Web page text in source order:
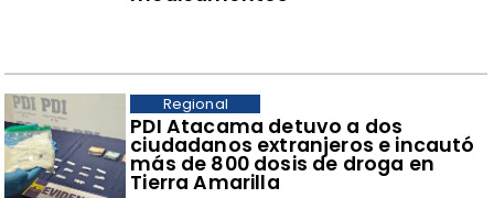
​PDI Atacama detuvo a dos
ciudadanos extranjeros e incautó
más de 800 dosis de droga en
Tierra Amarilla
Regional